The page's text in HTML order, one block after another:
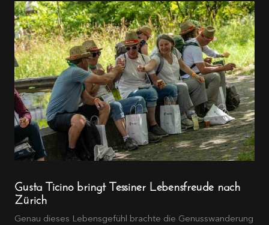
Gusta Ticino bringt Tessiner Lebensfreude nach
Zürich
Genau dieses Lebensgefühl brachte die Genusswanderung